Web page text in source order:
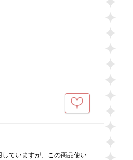
ていますが、この商品使い